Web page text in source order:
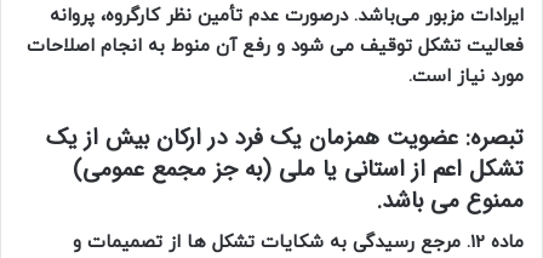
ایرادات مزبور می‌باشد. درصورت عدم تأمین نظر کارگروه، پروانه
فعالیت تشکل توقیف می شود و رفع آن منوط به انجام اصلاحات
مورد نیاز است. ‌‌‌‌‌‌
تبصره: ‌ عضویت همزمان یک فرد در ارکان بیش از یک
تشکل اعم از استانی یا ملی (به جز مجمع عمومی)
ممنوع می باشد.
ماده 12. مرجع رسیدگی به شکایات تشکل ها از تصمیمات و